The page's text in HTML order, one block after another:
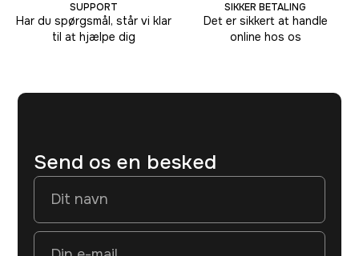
SUPPORT
Har du spørgsmål, står vi klar
til at hjælpe dig
SIKKER BETALING
Det er sikkert at handle
online hos os
Send os en besked